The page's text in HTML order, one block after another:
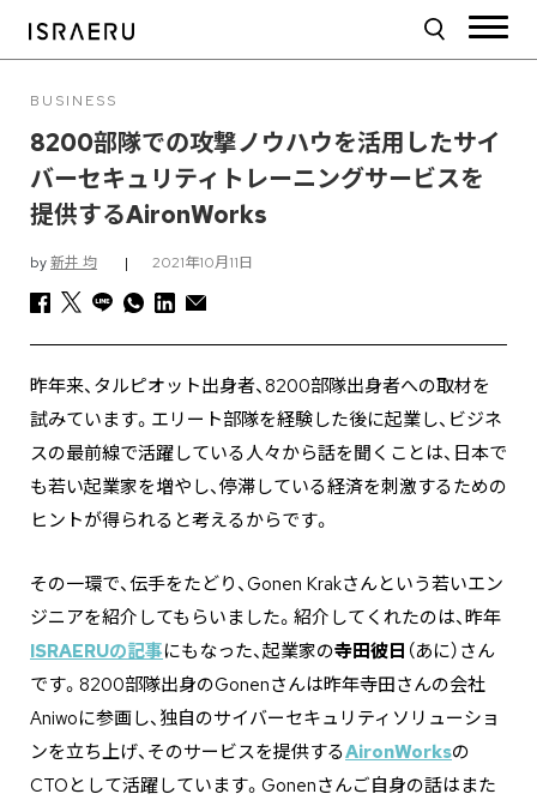
BUSINESS
8200部隊での攻撃ノウハウを活用したサイ
バーセキュリティトレーニングサービスを
提供するAironWorks
by新井 均 | 2021年10月11日
昨年来、タルピオット出身者、8200部隊出身者への取材を
試みています。エリート部隊を経験した後に起業し、ビジネ
スの最前線で活躍している人々から話を聞くことは、日本で
も若い起業家を増やし、停滞している経済を刺激するための
ヒントが得られると考えるからです。
その一環で、伝手をたどり、Gonen Krakさんという若いエン
ジニアを紹介してもらいました。紹介してくれたのは、昨年
ISRAERUの記事にもなった、起業家の寺田彼日 （あに）さん
です。8200部隊出身のGonenさんは昨年寺田さんの会社
Aniwoに参画し、独自のサイバーセキュリティソリューショ
ンを立ち上げ、そのサービスを提供するAironWorksの
CTOとして活躍しています。Gonenさんご自身の話はまた